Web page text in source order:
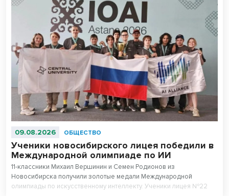
09.08.2026 ОБЩЕСТВО
Ученики новосибирского лицея победили в
Международной олимпиаде по ИИ
11-классники Михаил Вершинин и Семен Родионов из
Новосибирска получили золотые медали Международной
олимпиады по искусственному интеллекту. Ученики лицея №22